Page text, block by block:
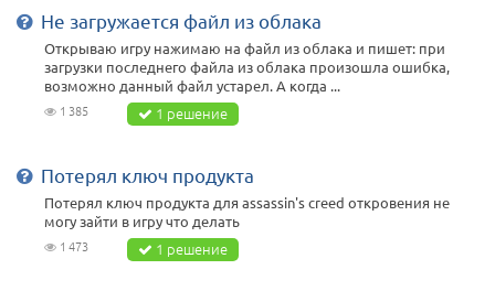
Не загружается файл из облака
Открываю игру нажимаю на файл из облака и пишет: при
загрузки последнего файла из облака произошла ошибка,
возможно данный файл устарел. А когда ...
1 385 1 решение
Потерял ключ продукта
Потерял ключ продукта для assassin's creed откровения не
могу зайти в игру что делать
1 473 1 решение